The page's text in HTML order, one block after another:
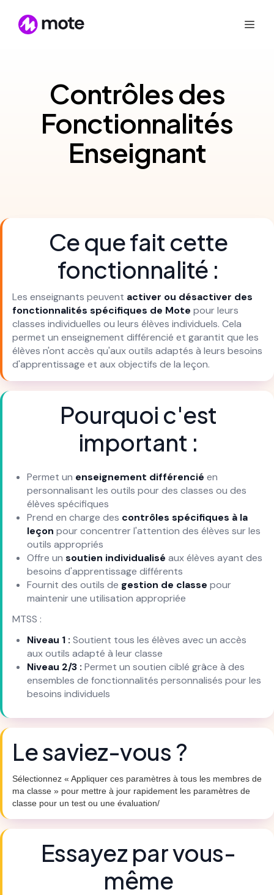
Contrôles des
Fonctionnalités
Enseignant
Ce que fait cette
fonctionnalité :
Les enseignants peuvent activer ou désactiver des
fonctionnalités spécifiques de Mote pour leurs
classes individuelles ou leurs élèves individuels. Cela
permet un enseignement différencié et garantit que les
élèves n'ont accès qu'aux outils adaptés à leurs besoins
d'apprentissage et aux objectifs de la leçon.
Pourquoi c'est
important :
Permet un enseignement différencié en
personnalisant les outils pour des classes ou des
élèves spécifiques
Prend en charge des contrôles spécifiques à la
leçon pour concentrer l'attention des élèves sur les
outils appropriés
Offre un soutien individualisé aux élèves ayant des
besoins d'apprentissage différents
Fournit des outils de gestion de classe pour
maintenir une utilisation appropriée
MTSS :
Niveau 1 : Soutient tous les élèves avec un accès
aux outils adapté à leur classe
Niveau 2/3 : Permet un soutien ciblé grâce à des
ensembles de fonctionnalités personnalisés pour les
besoins individuels
Le saviez-vous ?
Sélectionnez « Appliquer ces paramètres à tous les membres de
ma classe » pour mettre à jour rapidement les paramètres de
classe pour un test ou une évaluation/
Essayez par vous-
même